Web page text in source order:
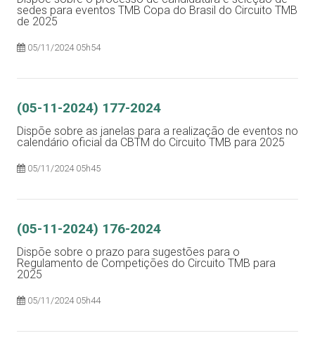
sedes para eventos TMB Copa do Brasil do Circuito TMB
de 2025
05/11/2024 05h54
(05-11-2024) 177-2024
Dispõe sobre as janelas para a realização de eventos no
calendário oficial da CBTM do Circuito TMB para 2025
05/11/2024 05h45
(05-11-2024) 176-2024
Dispõe sobre o prazo para sugestões para o
Regulamento de Competições do Circuito TMB para
2025
05/11/2024 05h44